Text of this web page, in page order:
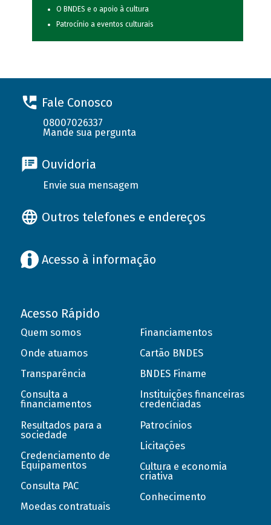
O BNDES e o apoio à cultura
Patrocínio a eventos culturais
Fale Conosco
08007026337
Mande sua pergunta
Ouvidoria
Envie sua mensagem
Outros telefones e endereços
Acesso à informação
Acesso Rápido
Quem somos
Onde atuamos
Transparência
Consulta a
financiamentos
Resultados para a
sociedade
Credenciamento de
Equipamentos
Consulta PAC
Moedas contratuais
Financiamentos
Cartão BNDES
BNDES Finame
Instituições financeiras
credenciadas
Patrocínios
Licitações
Cultura e economia
criativa
Conhecimento